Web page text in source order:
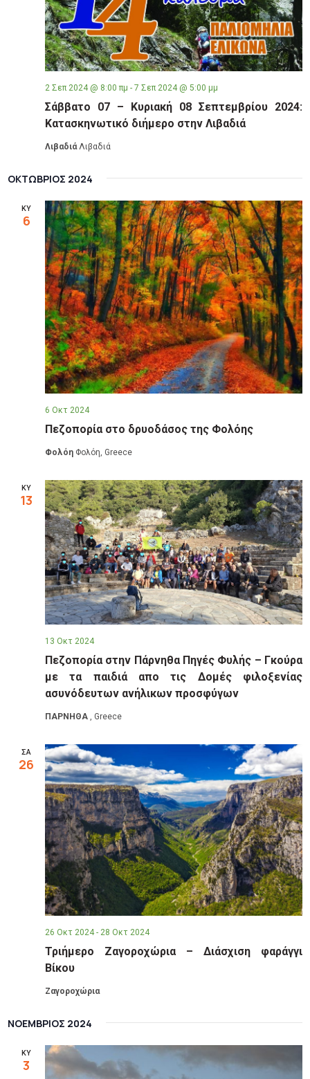
Σάββατο 07 – Κυριακή 08 Σεπτεμβρίου 2024:
Κατασκηνωτικό διήμερο στην Λιβαδιά
2 Σεπ 2024 @ 8:00 πμ -7 Σεπ 2024 @ 5:00 μμ
ΛιβαδιάΛιβαδιά
ΟΚΤΏΒΡΙΟΣ 2024
ΚΥ
6
Πεζοπορία στο δρυοδάσος της Φολόης
6 Οκτ 2024
Φολόη Φολόη, Greece
ΚΥ
13
Πεζοπορία στην Πάρνηθα Πηγές Φυλής – Γκούρα
με τα παιδιά απο τις Δομές φιλοξενίας
ασυνόδευτων ανήλικων προσφύγων
13 Οκτ 2024
ΠΑΡΝΗΘΑ , Greece
ΣΑ
26
Τριήμερο Ζαγοροχώρια – Διάσχιση φαράγγι
Βίκου
26 Οκτ 2024- 28 Οκτ 2024
Ζαγοροχώρια
ΝΟΈΜΒΡΙΟΣ 2024
ΚΥ
3